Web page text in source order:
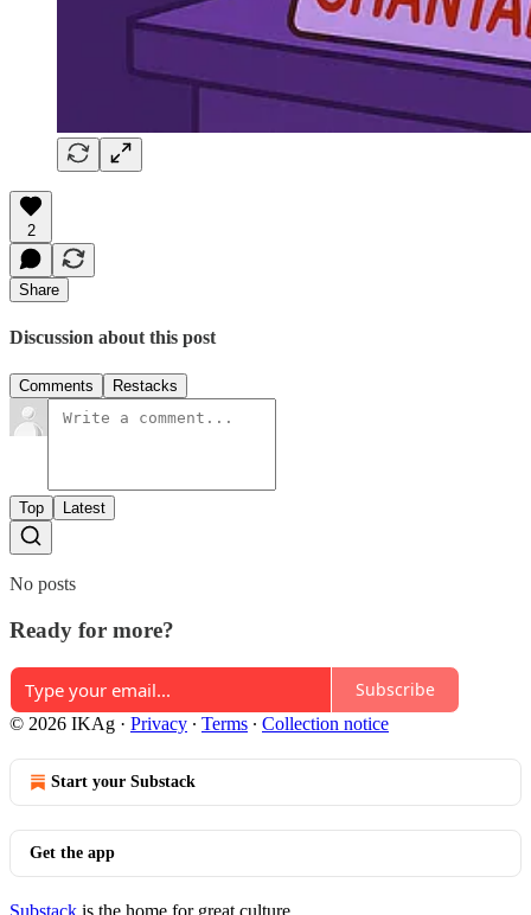
2
Share
Discussion about this post
Comments Restacks
Top Latest
No posts
Ready for more?
Subscribe
© 2026 IKAg · Privacy ∙ Terms ∙ Collection notice
Start your Substack
Get the app
Substack is the home for great culture